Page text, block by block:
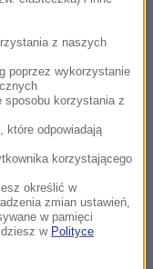
dodaj w
z naszych
poprzez wykorzystanie
sposobu korzystania z
które odpowiadają
korzystającego
określić w
zmian ustawień,
w pamięci
w Polityce